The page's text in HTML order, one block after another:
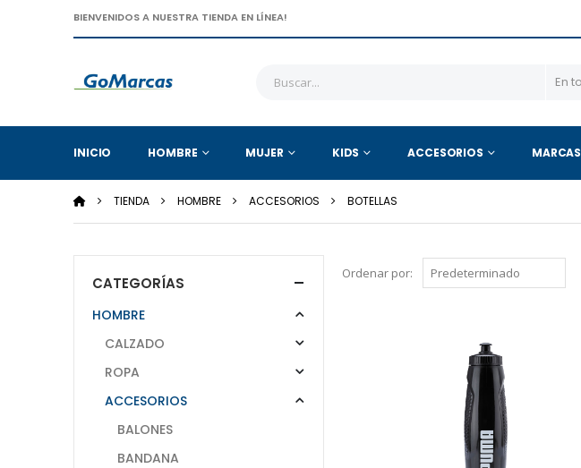
BIENVENIDOS A NUESTRA TIENDA EN LÍNEA!
INICIO HOMBRE MUJER KIDS ACCESORIOS MARCAS
TIENDA HOMBRE ACCESORIOS BOTELLAS
Ordenar por:
CATEGORÍAS
HOMBRE
CALZADO
ROPA
ACCESORIOS
BALONES
BANDANA